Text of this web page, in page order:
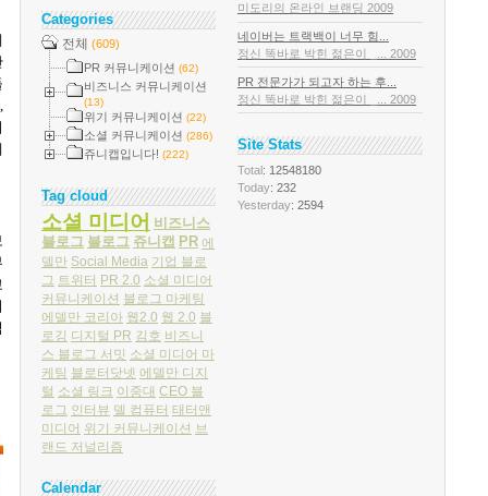
Categories
전체 (609)
PR 커뮤니케이션 (62)
비즈니스 커뮤니케이션
(13)
위기 커뮤니케이션 (22)
소셜 커뮤니케이션 (286)
쥬니캡입니다! (222)
Tag cloud
소셜 미디어 비즈니스
블로그 블로그 쥬니캡 PR 에
델만 Social Media 기업 블로
그 트위터 PR 2.0 소셜 미디어
커뮤니케이션 블로그 마케팅
에델만 코리아 웹2.0 웹 2.0 블
로깅 디지털 PR 김호 비즈니
스 블로그 서밋 소셜 미디어 마
케팅 블로터닷넷 에델만 디지
털 소셜 링크 이중대 CEO 블
로그 인터뷰 델 컴퓨터 태터앤
미디어 위기 커뮤니케이션 브
랜드 저널리즘
Calendar
미도리의 온라인 브랜딩 2009
네이버는 트랙백이 너무 힘...
정신 똑바로 박힌 젊은이 _... 2009
PR 전문가가 되고자 하는 후...
정신 똑바로 박힌 젊은이 _... 2009
Site Stats
Total: 12548180
Today: 232
Yesterday: 2594